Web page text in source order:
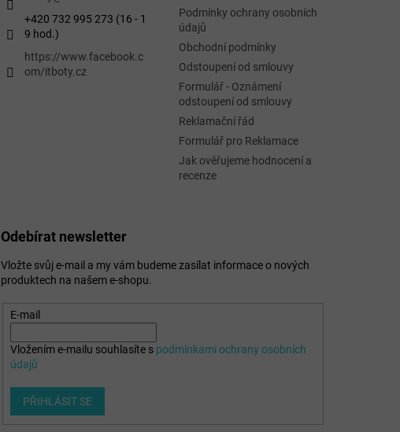
+420 732 995 273 (16 - 1
9 hod.)
https://www.facebook.c
om/itboty.cz
Podmínky ochrany osobních
údajů
Obchodní podmínky
Odstoupení od smlouvy
Formulář - Oznámení
odstoupení od smlouvy
Reklamační řád
Formulář pro Reklamace
Jak ověřujeme hodnocení a
recenze
Odebírat newsletter
Vložte svůj e-mail a my vám budeme zasílat informace o nových
produktech na našem e-shopu.
E-mail
Vložením e-mailu souhlasíte s podmínkami ochrany osobních
údajů
PŘIHLÁSIT SE